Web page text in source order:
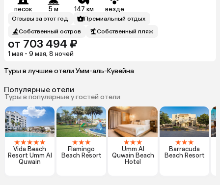
песок 5 м 147 км везде
Отзывы за этот год
Премиальный отдых
Собственный остров
Собственный пляж
от 703 494 ₽
1 мая - 9 мая, 8 ночей
Туры в лучшие отели Умм-аль-Кувейна
Популярные отели
Туры в популярные у гостей отели
★★★★★
Vida Beach
Resort Umm Al
Quwain
★★★
Flamingo
Beach Resort
★★★
Umm Al
Quwain Beach
Hotel
★★★
Barracuda
Beach Resort